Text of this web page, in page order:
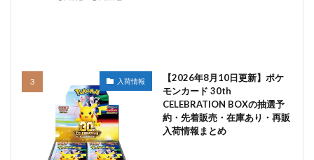
入荷情報
【2026年8月10日更新】ポケ
モンカード 30th
CELEBRATION BOXの抽選予
約・先着販売・在庫あり・再販
入荷情報まとめ